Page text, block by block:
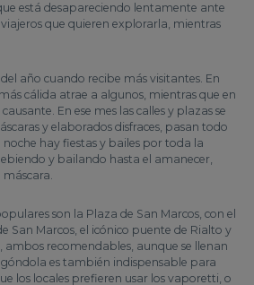
está desapareciendo lentamente ante
que quieren explorarla, mientras
año cuando recibe más visitantes. En
cálida atrae a algunos, mientras que en
En ese mes las calles y plazas se
y elaborados disfraces, pasan todo
noche hay fiestas y bailes por toda la
y bailando hasta el amanecer,
máscara.
son la Plaza de San Marcos, con el
San Marcos, el icónico puente de Rialto y
ambos recomendables, aunque se llenan
es también indispensable para
los locales prefieren usar los vaporetti, o